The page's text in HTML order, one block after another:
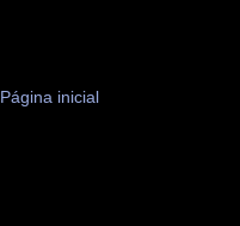
Página inicial